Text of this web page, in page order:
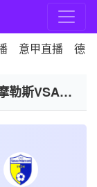
意甲直播 德
勒斯VSASD